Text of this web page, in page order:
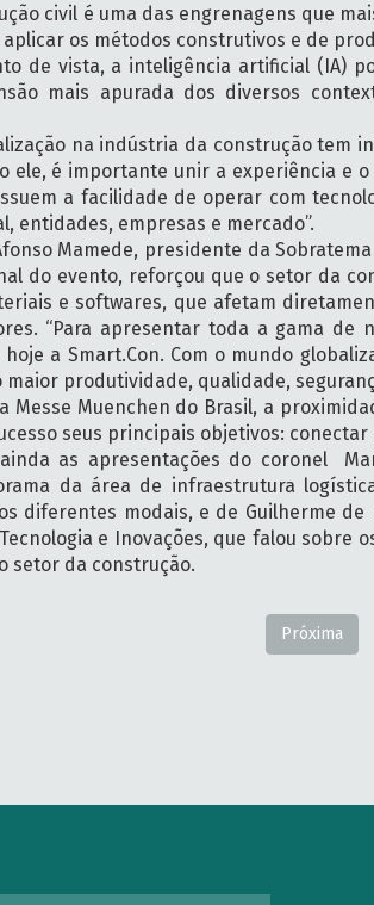
civil é uma das engrenagens que
os métodos construtivos e de
de vista, a inteligência artificial (IA)
mais apurada dos diversos
na indústria da construção tem
ele, é importante unir a experiência e
a facilidade de operar com
entidades, empresas e mercado”.
Mamede, presidente da
do evento, reforçou que o setor da
e softwares, que afetam
“Para apresentar toda a gama
a Smart.Con. Com o mundo
produtividade, qualidade,
Messe Muenchen do Brasil, a
seus principais objetivos:
as apresentações do coronel
da área de infraestrutura
diferentes modais, e de Guilherme
e Inovações, que falou
setor da construção.
Próxima